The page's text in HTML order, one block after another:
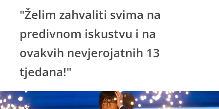
"Želim zahvaliti svima na
predivnom iskustvu i na
ovakvih nevjerojatnih 13
tjedana!"